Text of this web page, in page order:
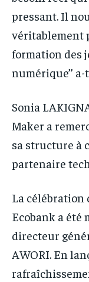
pressant. Il
véritablement
formation des
numérique’’
Sonia
Maker a
sa structure à
partenaire
La célébration
Ecobank a été
directeur
AWORI. En